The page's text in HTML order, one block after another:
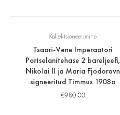
Kollektsioneerimine
Tsaari-Vene Imperaatori
Portselanitehase 2 bareljeefi,
Nikolai II ja Maria Fjodorovn
signeeritud Timmus 1908a
€980.00